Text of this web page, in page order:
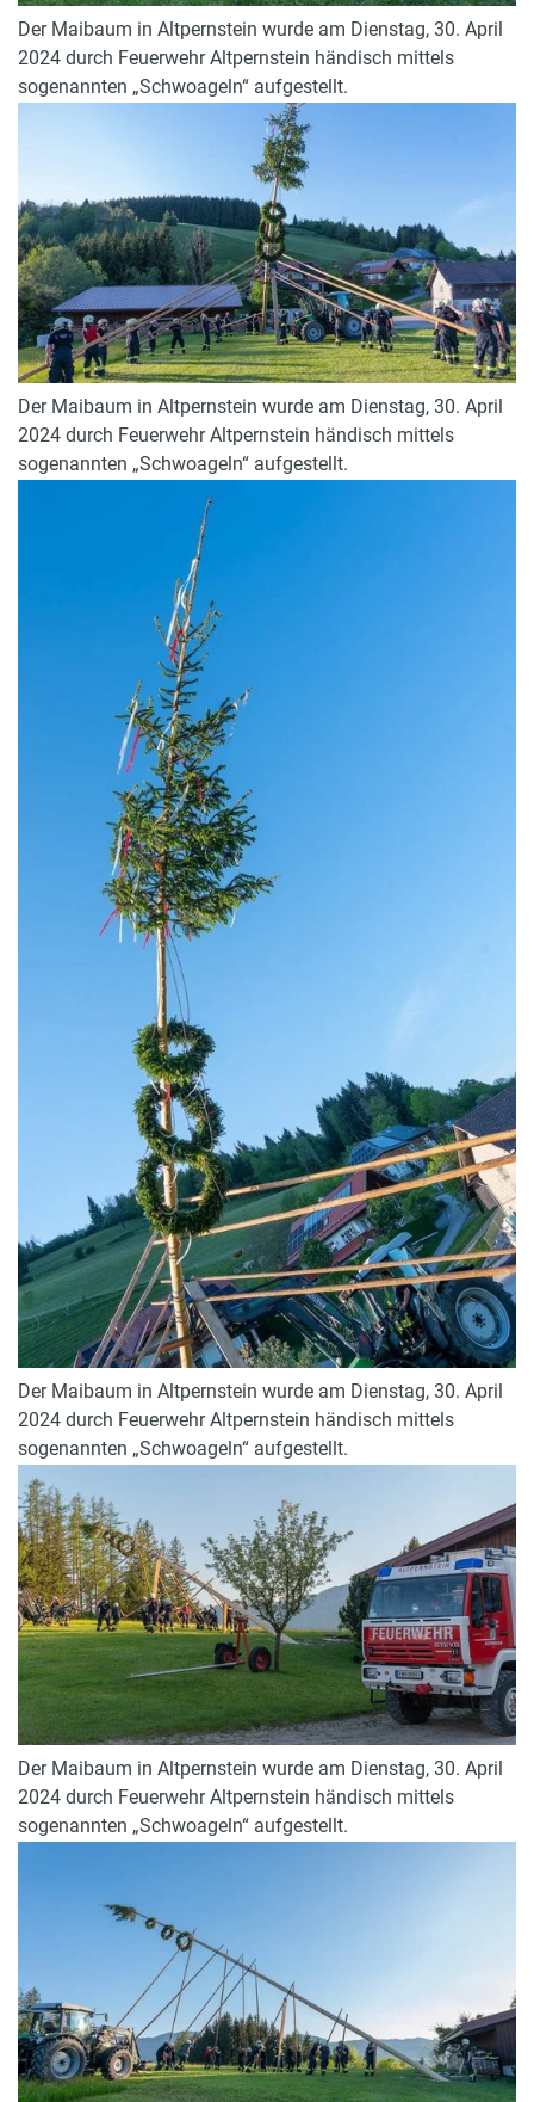
Der Maibaum in Altpernstein wurde am Dienstag, 30. April
2024 durch Feuerwehr Altpernstein händisch mittels
sogenannten „Schwoageln“ aufgestellt.
Der Maibaum in Altpernstein wurde am Dienstag, 30. April
2024 durch Feuerwehr Altpernstein händisch mittels
sogenannten „Schwoageln“ aufgestellt.
Der Maibaum in Altpernstein wurde am Dienstag, 30. April
2024 durch Feuerwehr Altpernstein händisch mittels
sogenannten „Schwoageln“ aufgestellt.
Der Maibaum in Altpernstein wurde am Dienstag, 30. April
2024 durch Feuerwehr Altpernstein händisch mittels
sogenannten „Schwoageln“ aufgestellt.